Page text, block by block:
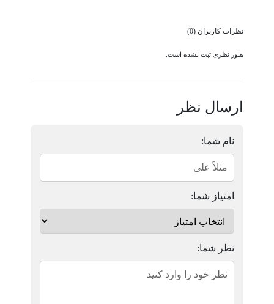
نظرات کاربران (0)
هنوز نظری ثبت نشده است.
ارسال نظر
نام شما:
امتیاز شما:
نظر شما: